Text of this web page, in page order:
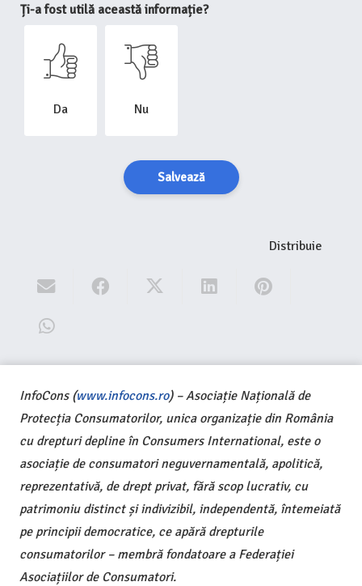
Ți-a fost utilă această informație?
Da Nu
Salvează
Distribuie
InfoCons (www.infocons.ro) – Asociație Națională de
Protecția Consumatorilor, unica organizație din România
cu drepturi depline în Consumers International, este o
asociație de consumatori neguvernamentală, apolitică,
reprezentativă, de drept privat, fără scop lucrativ, cu
patrimoniu distinct și indivizibil, independentă, întemeiată
pe principii democratice, ce apără drepturile
consumatorilor – membră fondatoare a Federației
Asociațiilor de Consumatori.